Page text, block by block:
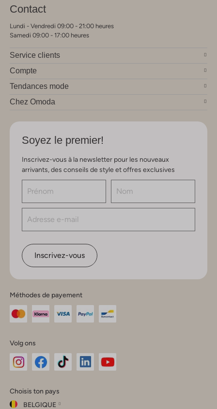
Contact
Lundi - Vendredi 09:00 - 21:00 heures
Samedi 09:00 - 17:00 heures
Service clients
Compte
Tendances mode
Chez Omoda
Soyez le premier!
Inscrivez-vous à la newsletter pour les nouveaux
arrivants, des conseils de style et offres exclusives
Inscrivez-vous
Méthodes de payement
Volg ons
Instagram
Facebook
TikTok
Choisis ton pays
BELGIQUE